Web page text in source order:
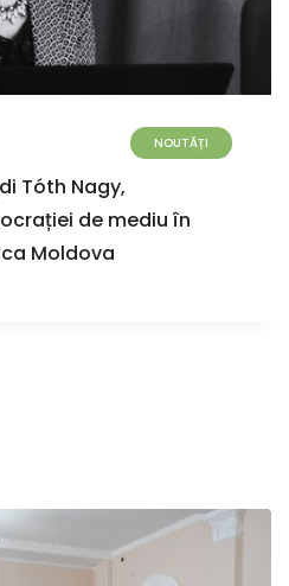
NOUTĂȚI
Tóth Nagy,
de mediu în
Moldova